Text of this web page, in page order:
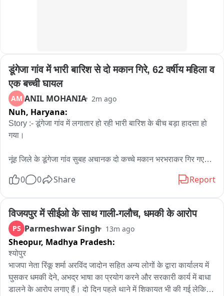
डूंगेजा गांव में भारी बारिश से दो मकान गिरे, 62 वर्षीय महिला व
एक बच्ची घायल
AM ANIL MOHANIA 2m ago
Nuh, Haryana:
Story :- डूंगेजा गांव में लगातार हो रही भारी बारिश के बीच बड़ा हादसा हो
गया।
नूंह जिले के डूंगेजा गांव सुबह अचानक दो कच्चे मकान भरभराकर गिर गए।
छोटी बच्ची को भी चोटें आई हैं। घायल महिला को पहले मांडीखेड़ा अस्पताल
कॉलेज रेफर कर दिया गया। पीड़ित परिवार ने प्रशासन से मुआवजे की मांग
की है।
जानकारी के अनुसार नूंह जिले में लगातार हो रही बारिश ने डूंगेजा गांव में एक
गरीब परिवार की जिंदगी पर कहर बरपा दिया। सुबह करीब 6 से 8 बजे के
बीच अचानक दो मकान भरभराकर ढह गए। हादसे के समय घर के अंदर 62
वर्षीय हारूनी और एक छोटी बच्ची मौजूद थीं, जबकि परिवार के अन्य सदस्य
बाहर थे। दीवार इतनी तेजी से गिरी कि दोनों को बाहर निकलने का मौका
0 0 Share Report
विजयपुर में सीईओ के साथ गाली-गलौच, धमकी के आरोप
PS Parmeshwar Singh 13m ago
Sheopur, Madhya Pradesh:
श्योपुर
भाजपा नेता रिंकू शर्मा अरविंद जादोन सहित अन्य लोगों के द्वारा कार्यालय में
घुसकर धमकी देने, अभद्र भाषा का प्रयोग करने और सरकारी कार्य में बाधा
डालने के आरोप लगाए हैं। दो दिन पहले थाने में शिकायत भी की गई लेकिन